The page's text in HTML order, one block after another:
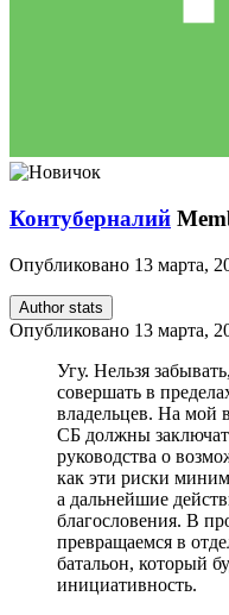
Контуберналий
Опубликовано 13 марта,
Author stats
Опубликовано 13 марта,
Угу. Нельзя
совершать в
владельцев. На мой
СБ должны
руководства о
как эти риски
а дальнейшие
благословения. В
превращаемся в
батальон, который
инициативность.